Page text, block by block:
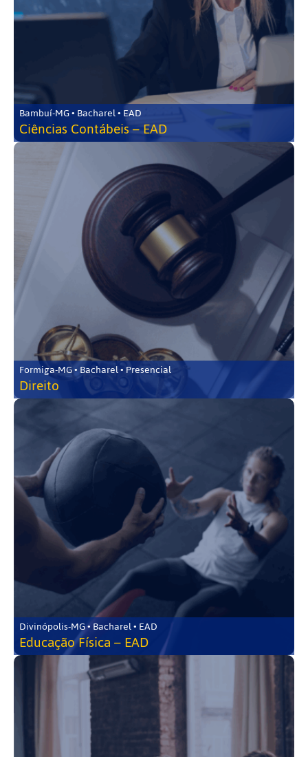
Bambuí-MG • Bacharel • EAD
Ciências Contábeis – EAD
Formiga-MG • Bacharel • Presencial
Direito
Divinópolis-MG • Bacharel • EAD
Educação Física – EAD